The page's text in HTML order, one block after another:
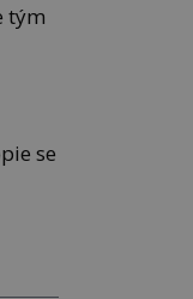
tým
se